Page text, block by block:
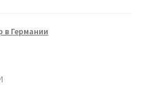
в Германии